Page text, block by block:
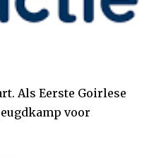
Als Eerste Goirlese
voor